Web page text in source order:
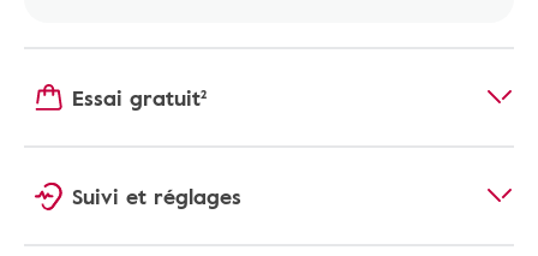
Essai gratuit²
Suivi et réglages